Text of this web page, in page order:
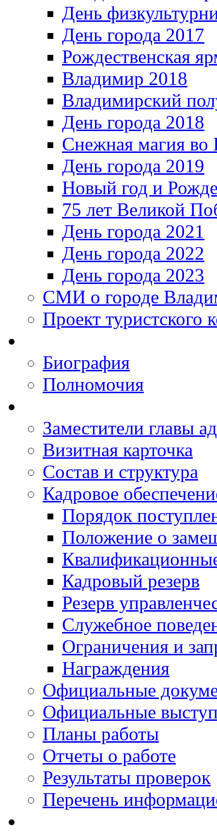
День
День города 2017
Рождественская
Владимир 2018
Владимирский
День города 2018
Снежная магия во
День города 2019
Новый год и
75 лет Великой
День города 2021
День города 2022
День города 2023
СМИ о городе
Проект туристского
Биография
Полномочия
Заместители главы
Визитная карточка
Состав и структура
Кадровое
Порядок
Положение о
Кадровый резерв
Резерв
Служебное
Ограничения и
Награждения
Официальные
Официальные
Планы работы
Отчеты о работе
Результаты проверок
Перечень